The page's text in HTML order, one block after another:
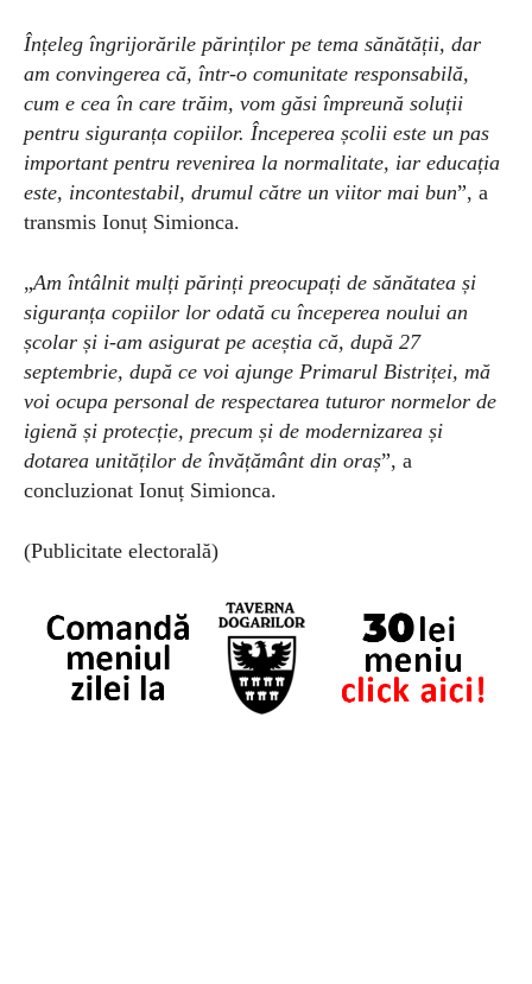
Înțeleg îngrijorările părinților pe tema sănătății, dar
am convingerea că, într-o comunitate responsabilă,
cum e cea în care trăim, vom găsi împreună soluții
pentru siguranța copiilor. Începerea școlii este un pas
important pentru revenirea la normalitate, iar educația
este, incontestabil, drumul către un viitor mai bun”, a
transmis Ionuț Simionca.
„Am întâlnit mulți părinți preocupați de sănătatea și
siguranța copiilor lor odată cu începerea noului an
școlar și i-am asigurat pe aceștia că, după 27
septembrie, după ce voi ajunge Primarul Bistriței, mă
voi ocupa personal de respectarea tuturor normelor de
igienă și protecție, precum și de modernizarea și
dotarea unităților de învățământ din oraș”, a
concluzionat Ionuț Simionca.
(Publicitate electorală)